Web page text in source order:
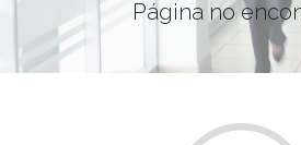
Página no